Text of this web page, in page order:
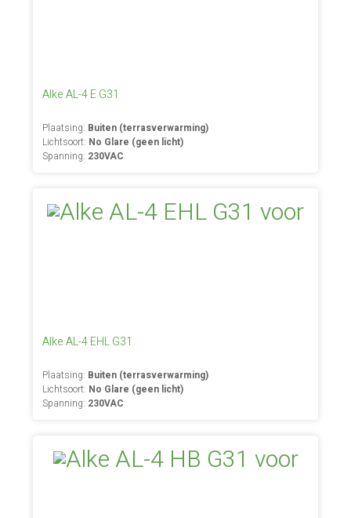
Alke AL-4 E G31
Plaatsing: Buiten (terrasverwarming)
Lichtsoort: No Glare (geen licht)
Spanning: 230VAC
Alke AL-4 EHL G31
Plaatsing: Buiten (terrasverwarming)
Lichtsoort: No Glare (geen licht)
Spanning: 230VAC